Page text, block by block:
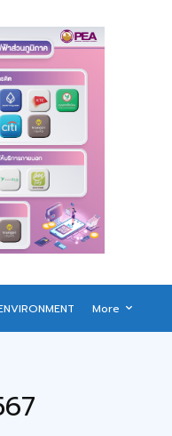
More